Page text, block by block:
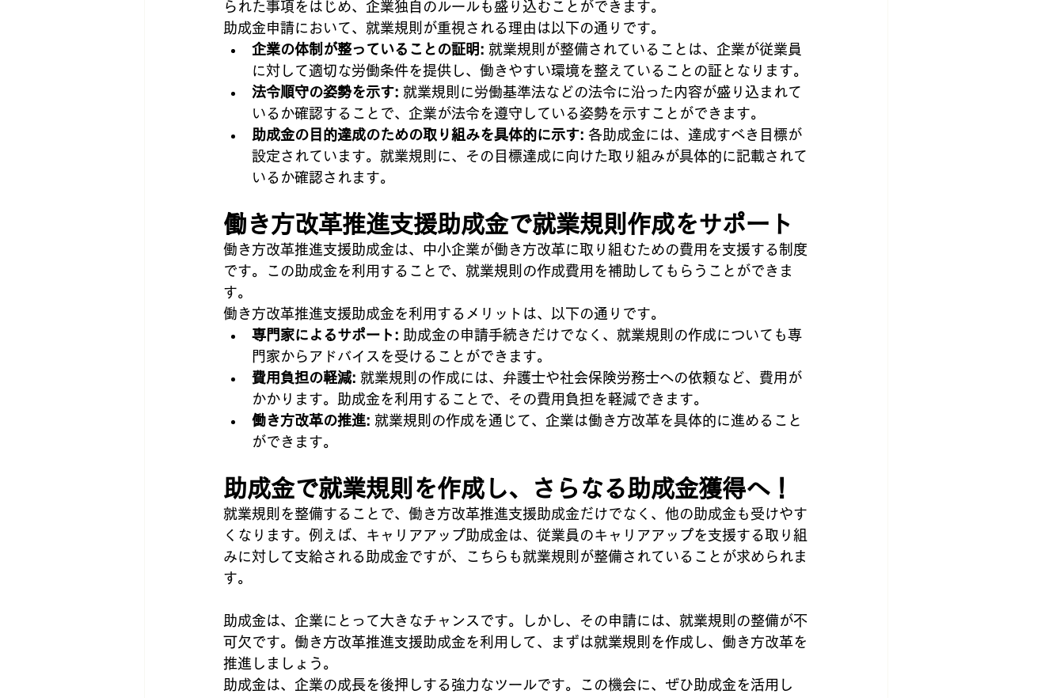
られた事項をはじめ、企業独自のルールも盛り込むことができます。
助成金申請において、就業規則が重視される理由は以下の通りです。
企業の体制が整っていることの証明: 就業規則が整備されていることは、企業が従業員
に対して適切な労働条件を提供し、働きやすい環境を整えていることの証となります。
法令順守の姿勢を示す: 就業規則に労働基準法などの法令に沿った内容が盛り込まれて
いるか確認することで、企業が法令を遵守している姿勢を示すことができます。
助成金の目的達成のための取り組みを具体的に示す: 各助成金には、達成すべき目標が
設定されています。就業規則に、その目標達成に向けた取り組みが具体的に記載されて
いるか確認されます。
働き方改革推進支援助成金で就業規則作成をサポート
働き方改革推進支援助成金は、中小企業が働き方改革に取り組むための費用を支援する制度
です。この助成金を利用することで、就業規則の作成費用を補助してもらうことができま
す。
働き方改革推進支援助成金を利用するメリットは、以下の通りです。
専門家によるサポート: 助成金の申請手続きだけでなく、就業規則の作成についても専
門家からアドバイスを受けることができます。
費用負担の軽減: 就業規則の作成には、弁護士や社会保険労務士への依頼など、費用が
かかります。助成金を利用することで、その費用負担を軽減できます。
働き方改革の推進: 就業規則の作成を通じて、企業は働き方改革を具体的に進めること
ができます。
助成金で就業規則を作成し、さらなる助成金獲得へ！
就業規則を整備することで、働き方改革推進支援助成金だけでなく、他の助成金も受けやす
くなります。例えば、キャリアアップ助成金は、従業員のキャリアアップを支援する取り組
みに対して支給される助成金ですが、こちらも就業規則が整備されていることが求められま
す。
助成金は、企業にとって大きなチャンスです。しかし、その申請には、就業規則の整備が不
可欠です。働き方改革推進支援助成金を利用して、まずは就業規則を作成し、働き方改革を
推進しましょう。
助成金は、企業の成長を後押しする強力なツールです。この機会に、ぜひ助成金を活用し